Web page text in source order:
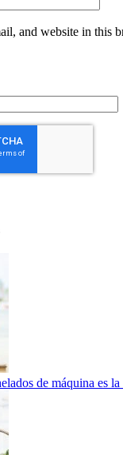
and website in this
de máquina es